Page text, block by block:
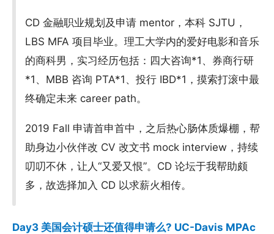
CD 金融职业规划及申请 mentor，本科 SJTU，
LBS MFA 项目毕业。理工大学内的爱好电影和音乐
的商科男，实习经历包括：四大咨询*1、券商行研
*1、MBB 咨询 PTA*1、投行 IBD*1，摸索打滚中最
终确定未来 career path。
2019 Fall 申请首申首中，之后热心肠体质爆棚，帮
助身边小伙伴改 CV 改文书 mock interview，持续
叨叨不休，让人“又爱又恨”。CD 论坛于我帮助颇
多，故选择加入 CD 以求薪火相传。
Day3 美国会计硕士还值得申请么? UC-Davis MPAc